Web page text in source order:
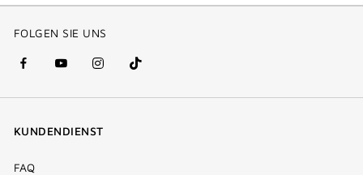
FOLGEN SIE UNS
facebook
(new
youtube
(new
instagram
(new
Tik
Tok
KUNDENDIENST
FAQ